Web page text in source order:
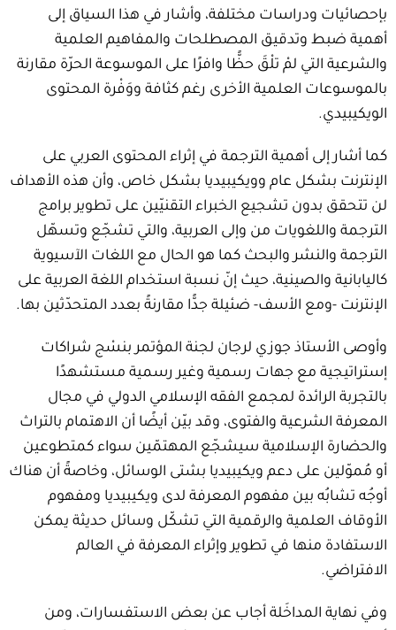
بإحصائيات ودراسات مختلفة، وأشار في هذا السياق إلى
أهمية ضبط وتدقيق المصطلحات والمفاهيم العلمية
والشرعية التي لمْ تلْقَ حظًّا وافرًا على الموسوعة الحرّة مقارنة
بالموسوعات العلمية الأخرى رغم كثافة ووَفْرة المحتوى
الويكيبيدي.
كما أشار إلى أهمية الترجمة في إثراء المحتوى العربي على
الإنترنت بشكل عام وويكيبيديا بشكل خاص، وأن هذه الأهداف
لن تتحقق بدون تشجيع الخبراء التقنيّين على تطوير برامج
الترجمة واللغويات من وإلى العربية، والتي تشجّع وتسهّل
الترجمة والنشر والبحث كما هو الحال مع اللغات الآسيوية
كاليابانية والصينية، حيث إنّ نسبة استخدام اللغة العربية على
الإنترنت -ومع الأسف- ضئيلة جدًّا مقارنةً بعدد المتحدّثين بها.
وأوصى الأستاذ جوزي لرجان لجنة المؤتمر بنسْج شراكات
إستراتيجية مع جهات رسمية وغير رسمية مستشهدًا
بالتجربة الرائدة لمجمع الفقه الإسلامي الدولي في مجال
المعرفة الشرعية والفتوى، وقد بيّن أيضًا أن الاهتمام بالتراث
والحضارة الإسلامية سيشجّع المهتمّين سواء كمتطوعين
أو مُموّلين على دعم ويكيبيديا بشتى الوسائل، وخاصةً أن هناك
أوجُه تشابُه بين مفهوم المعرفة لدى ويكيبيديا ومفهوم
الأوقاف العلمية والرقمية التي تشكّل وسائل حديثة يمكن
الاستفادة منها في تطوير وإثراء المعرفة في العالم
الافتراضي.
وفي نهاية المداخَلة أجاب عن بعض الاستفسارات، ومن